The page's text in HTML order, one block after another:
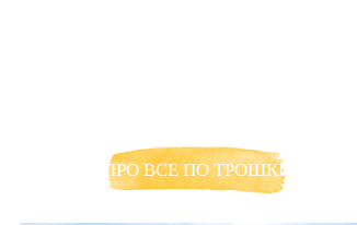
ПРО ВСЕ ПО ТРОШКИ